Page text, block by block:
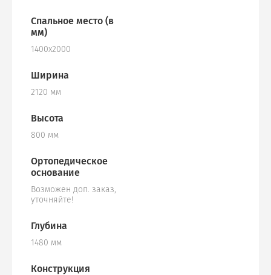
Спальное место (в
мм)
1400х2000
Ширина
2120 мм
Высота
800 мм
Ортопедическое
основание
Возможен доп. заказ,
уточняйте!
Глубина
1480 мм
Конструкция